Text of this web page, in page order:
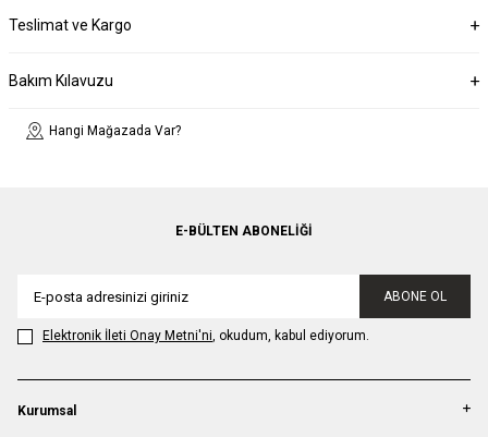
Teslimat ve Kargo
Bakım Kılavuzu
Hangi Mağazada Var?
E-BÜLTEN ABONELIĞI
ABONE OL
Elektronik İleti Onay Metni'ni, okudum, kabul ediyorum.
Kurumsal